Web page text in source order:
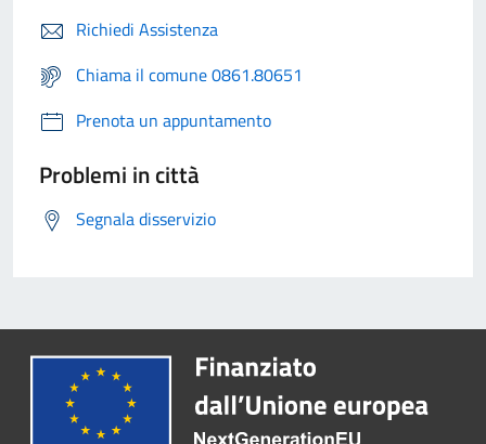
Richiedi Assistenza
Chiama il comune 0861.80651
Prenota un appuntamento
Problemi in città
Segnala disservizio